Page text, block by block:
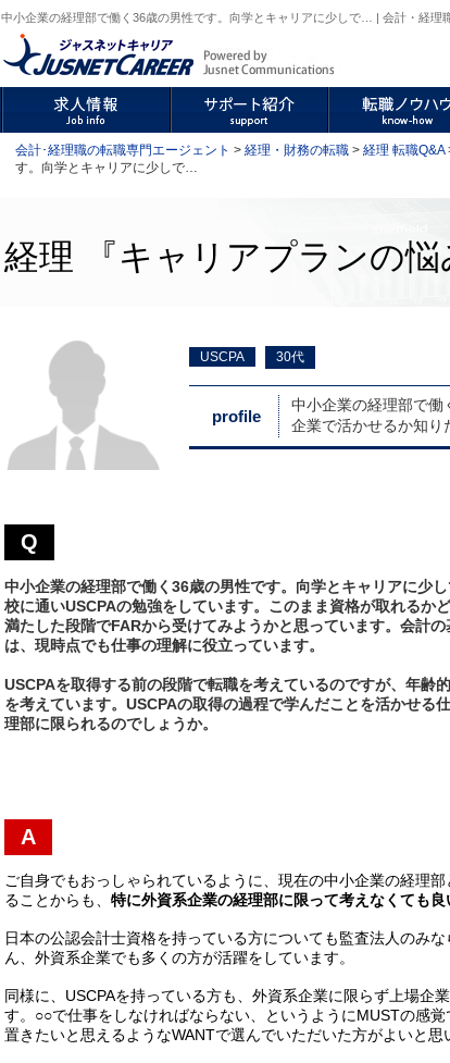
中小企業の経理部で働く36歳の男性です。向学とキャリアに少しで… | 会計・経理
会計･経理職の転職専門エージェント > 経理・財務の転職 > 経理 転職Q&A
す。向学とキャリアに少しで…
経理 『キャリアプランの
USCPA 30代
profile
中小企業の経理部で働
企業で活かせるか知り
Q
中小企業の経理部で働く36歳の男性です。向学とキャリアに少
校に通いUSCPAの勉強をしています。このまま資格が取れるか
満たした段階でFARから受けてみようかと思っています。会計
は、現時点でも仕事の理解に役立っています。
USCPAを取得する前の段階で転職を考えているのですが、年齢
を考えています。USCPAの取得の過程で学んだことを活かせる
理部に限られるのでしょうか。
A
ご自身でもおっしゃられているように、現在の中小企業の経理
ることからも、 特に外資系企業の経理部に限って考えなくても良
日本の公認会計士資格を持っている方についても監査法人のみ
ん、外資系企業でも多くの方が活躍をしています。
同様に、USCPAを持っている方も、外資系企業に限らず上場企
す。○○で仕事をしなければならない、というようにMUSTの感
置きたいと思えるようなWANTで選んでいただいた方がよいと思